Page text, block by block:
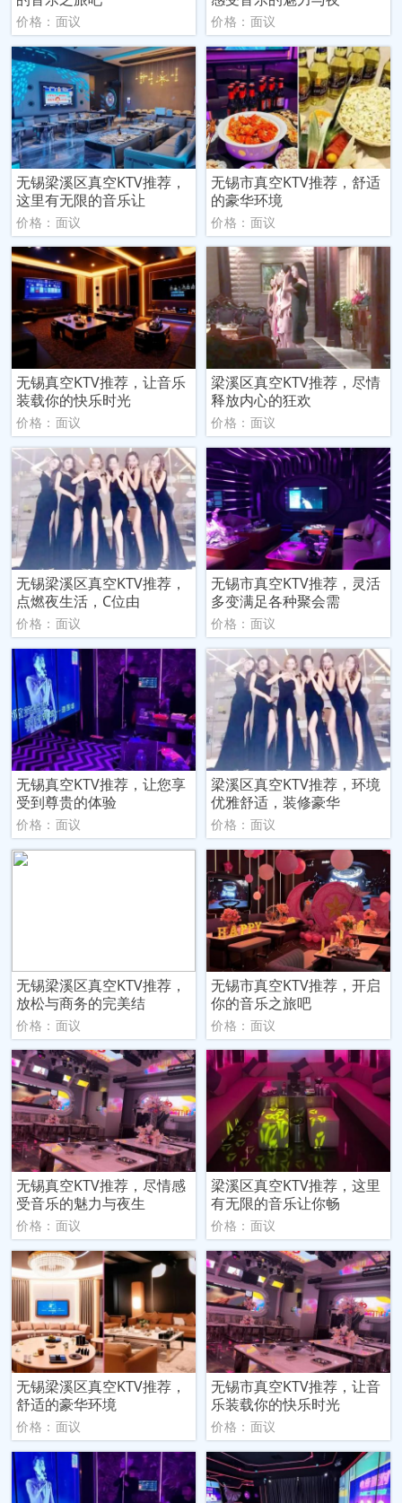
价格：面议 价格：面议
无锡梁溪区真空KTV推荐，
这里有无限的音乐让
价格：面议
无锡市真空KTV推荐，舒适
的豪华环境
价格：面议
无锡真空KTV推荐，让音乐
装载你的快乐时光
价格：面议
梁溪区真空KTV推荐，尽情
释放内心的狂欢
价格：面议
无锡梁溪区真空KTV推荐，
点燃夜生活，C位由
价格：面议
无锡市真空KTV推荐，灵活
多变满足各种聚会需
价格：面议
无锡真空KTV推荐，让您享
受到尊贵的体验
价格：面议
梁溪区真空KTV推荐，环境
优雅舒适，装修豪华
价格：面议
无锡梁溪区真空KTV推荐，
放松与商务的完美结
价格：面议
无锡市真空KTV推荐，开启
你的音乐之旅吧
价格：面议
无锡真空KTV推荐，尽情感
受音乐的魅力与夜生
价格：面议
梁溪区真空KTV推荐，这里
有无限的音乐让你畅
价格：面议
无锡梁溪区真空KTV推荐，
舒适的豪华环境
价格：面议
无锡市真空KTV推荐，让音
乐装载你的快乐时光
价格：面议